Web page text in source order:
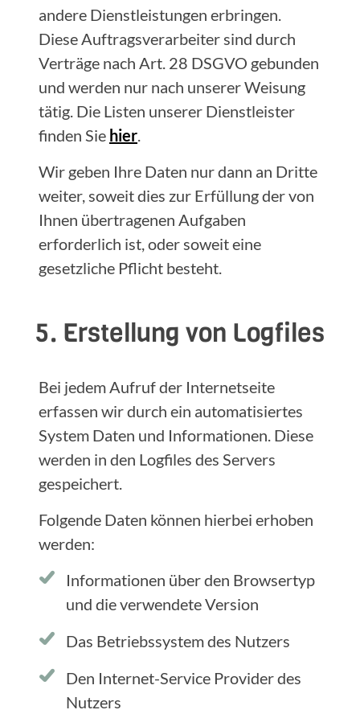
andere Dienstleistungen erbringen.
Diese Auftragsverarbeiter sind durch
Verträge nach Art. 28 DSGVO gebunden
und werden nur nach unserer Weisung
tätig. Die Listen unserer Dienstleister
finden Sie hier.
Wir geben Ihre Daten nur dann an Dritte
weiter, soweit dies zur Erfüllung der von
Ihnen übertragenen Aufgaben
erforderlich ist, oder soweit eine
gesetzliche Pflicht besteht.
5. Erstellung von Logfiles
Bei jedem Aufruf der Internetseite
erfassen wir durch ein automatisiertes
System Daten und Informationen. Diese
werden in den Logfiles des Servers
gespeichert.
Folgende Daten können hierbei erhoben
werden:
Informationen über den Browsertyp
und die verwendete Version
Das Betriebssystem des Nutzers
Den Internet-Service Provider des
Nutzers